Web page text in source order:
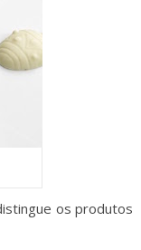
os produtos